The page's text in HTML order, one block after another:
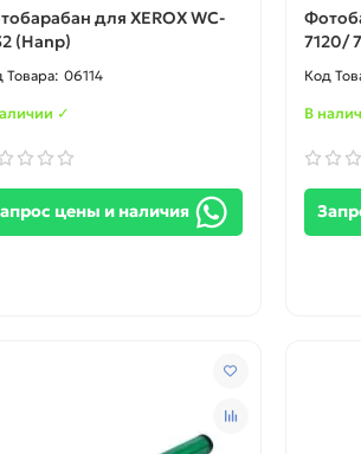
для XEROX WC-
(Hanp)
06114
✓
цены и наличия
7120/
В